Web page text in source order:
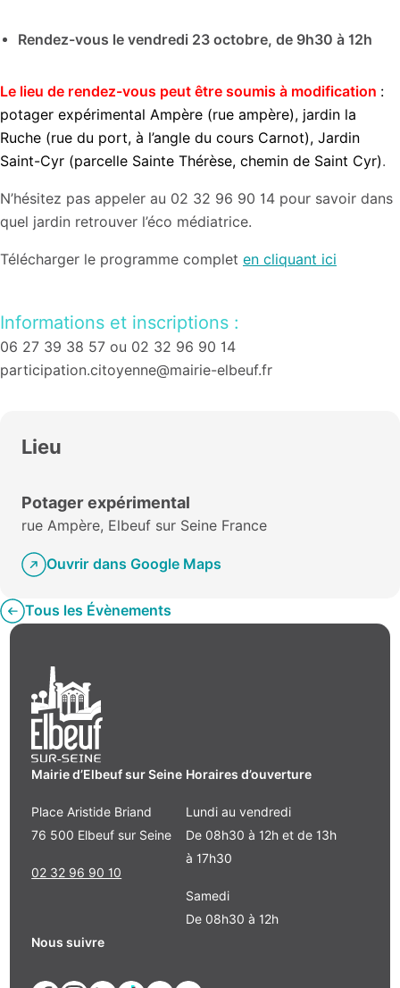
Rendez-vous le vendredi 23 octobre, de 9h30 à 12h
Le lieu de rendez-vous peut être soumis à modification :
potager expérimental Ampère (rue ampère), jardin la
Ruche (rue du port, à l’angle du cours Carnot), Jardin
Saint-Cyr (parcelle Sainte Thérèse, chemin de Saint Cyr).
N’hésitez pas appeler au 02 32 96 90 14 pour savoir dans
quel jardin retrouver l’éco médiatrice.
Télécharger le programme complet en cliquant ici
Informations et inscriptions :
06 27 39 38 57 ou 02 32 96 90 14
participation.citoyenne@mairie-elbeuf.fr
Lieu
Potager expérimental
rue Ampère, Elbeuf sur Seine France
Ouvrir dans Google Maps
Tous les Évènements
Mairie d’Elbeuf sur Seine
Place Aristide Briand
76 500 Elbeuf sur Seine
02 32 96 90 10
Horaires d’ouverture
Lundi au vendredi
De 08h30 à 12h et de 13h
à 17h30
Samedi
De 08h30 à 12h
Nous suivre